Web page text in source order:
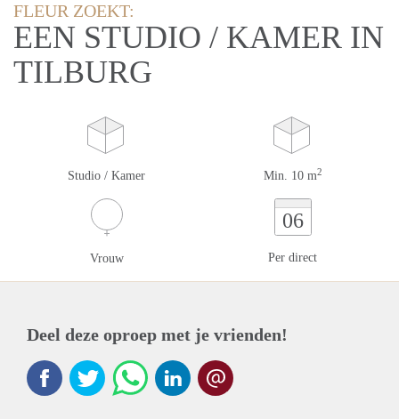
FLEUR ZOEKT:
EEN STUDIO / KAMER IN
TILBURG
Studio / Kamer Min. 10 m2
Vrouw
06
Per direct
Deel deze oproep met je vrienden!